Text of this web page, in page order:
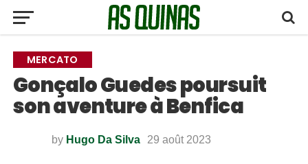
MERCATO
Gonçalo Guedes poursuit
son aventure à Benfica
by Hugo Da Silva 29 août 2023